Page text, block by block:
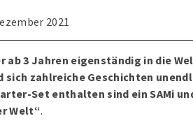
2021
ab 3 Jahren eigenständig in die
sich zahlreiche Geschichten
Set enthalten sind ein SAMi
Welt“.